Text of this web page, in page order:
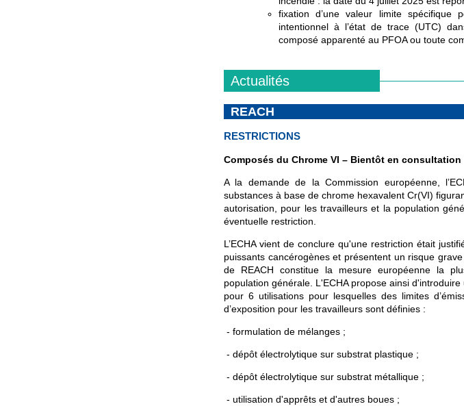
fixation d’une valeur limite spécifique
intentionnel à l’état de trace (UTC)
composé apparenté au PFOA ou toute
Actualités
REACH
RESTRICTIONS
Composés du Chrome VI – Bientôt en
A la demande de la Commission européenne,
substances à base de chrome hexavalent Cr(VI)
autorisation, pour les travailleurs et la population
éventuelle restriction.
L’ECHA vient de conclure qu'une restriction était
puissants cancérogènes et présentent un risque
de REACH constitue la mesure européenne la
population générale. L'ECHA propose ainsi
pour 6 utilisations pour lesquelles des limites
d’exposition pour les travailleurs sont définies :
- formulation de mélanges ;
- dépôt électrolytique sur substrat plastique ;
- dépôt électrolytique sur substrat métallique ;
- utilisation d'apprêts et d'autres boues ;